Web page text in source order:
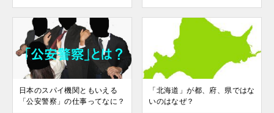
日本のスパイ機関ともいえる
「公安警察」の仕事ってなに？
「北海道」が都、府、県ではな
いのはなぜ？